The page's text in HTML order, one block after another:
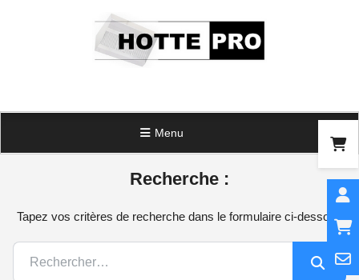
Menu
Recherche :
Tapez vos critères de recherche dans le formulaire ci-dessous